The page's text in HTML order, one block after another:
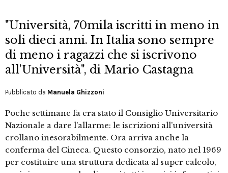
"Università, 70mila iscritti in meno in
soli dieci anni. In Italia sono sempre
di meno i ragazzi che si iscrivono
all’Università", di Mario Castagna
Pubblicato da Manuela Ghizzoni
Poche settimane fa era stato il Consiglio Universitario
Nazionale a dare l’allarme: le iscrizioni all’università
crollano inesorabilmente. Ora arriva anche la
conferma del Cineca. Questo consorzio, nato nel 1969
per costituire una struttura dedicata al super calcolo,